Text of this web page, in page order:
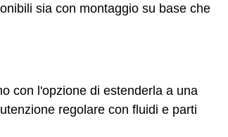
sia con montaggio su base che
con l'opzione di estenderla a una
regolare con fluidi e parti